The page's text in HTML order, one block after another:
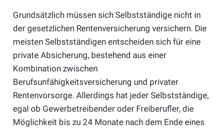
Grundsätzlich müssen sich Selbstständige nicht in
der gesetzlichen Rentenversicherung versichern. Die
meisten Selbstständigen entscheiden sich für eine
private Absicherung, bestehend aus einer
Kombination zwischen
Berufsunfähigkeitsversicherung und privater
Rentenvorsorge. Allerdings hat jeder Selbstständige,
egal ob Gewerbetreibender oder Freiberufler, die
Möglichkeit bis zu 24 Monate nach dem Ende eines